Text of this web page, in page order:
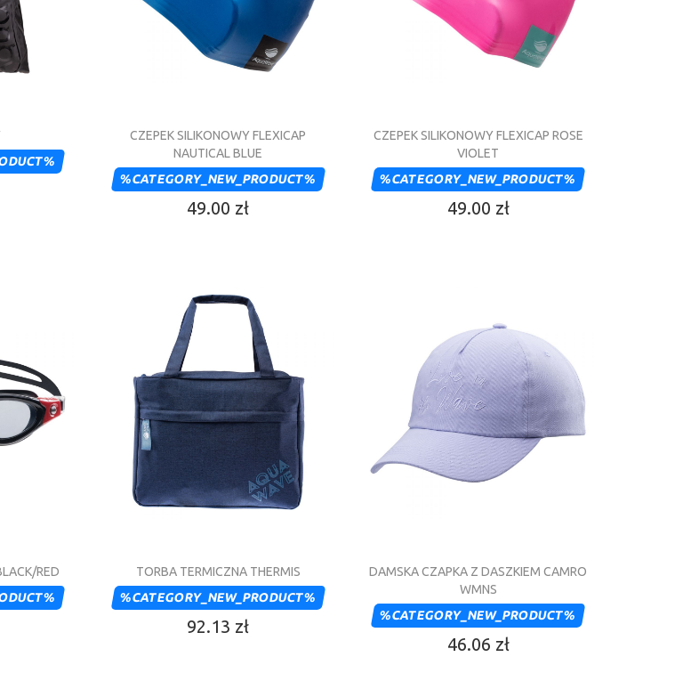
CZEPEK SILIKONOWY FLEXICAP
NAUTICAL BLUE
%CATEGORY_NEW_PRODUCT%
49.00 zł
CZEPEK SILIKONOWY FLEXICAP ROSE
VIOLET
%CATEGORY_NEW_PRODUCT%
49.00 zł
RED
TORBA TERMICZNA THERMIS
%CATEGORY_NEW_PRODUCT%
92.13 zł
DAMSKA CZAPKA Z DASZKIEM CAMRO
WMNS
%CATEGORY_NEW_PRODUCT%
46.06 zł